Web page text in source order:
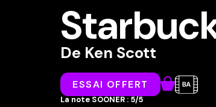
De Ken Scott
ESSAI OFFERT
La note SOONER : 5/5